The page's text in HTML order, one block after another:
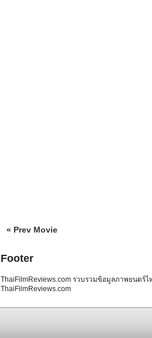
« Prev Movie
Footer
ThaiFilmReviews.com รวบรวมข้อมูลภาพยนตร์
ThaiFilmReviews.com